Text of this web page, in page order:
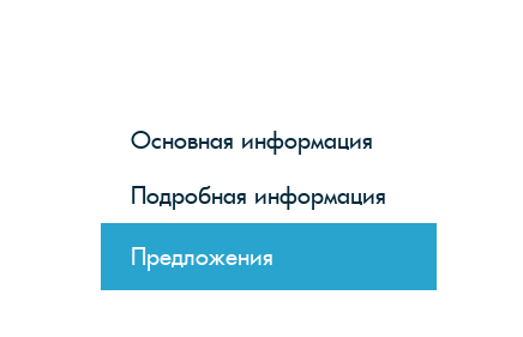
Основная информация
Подробная информация
Предложения